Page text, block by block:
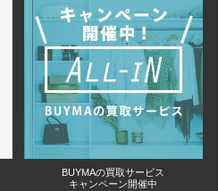
BUYMAの買取サービス
キャンペーン開催中